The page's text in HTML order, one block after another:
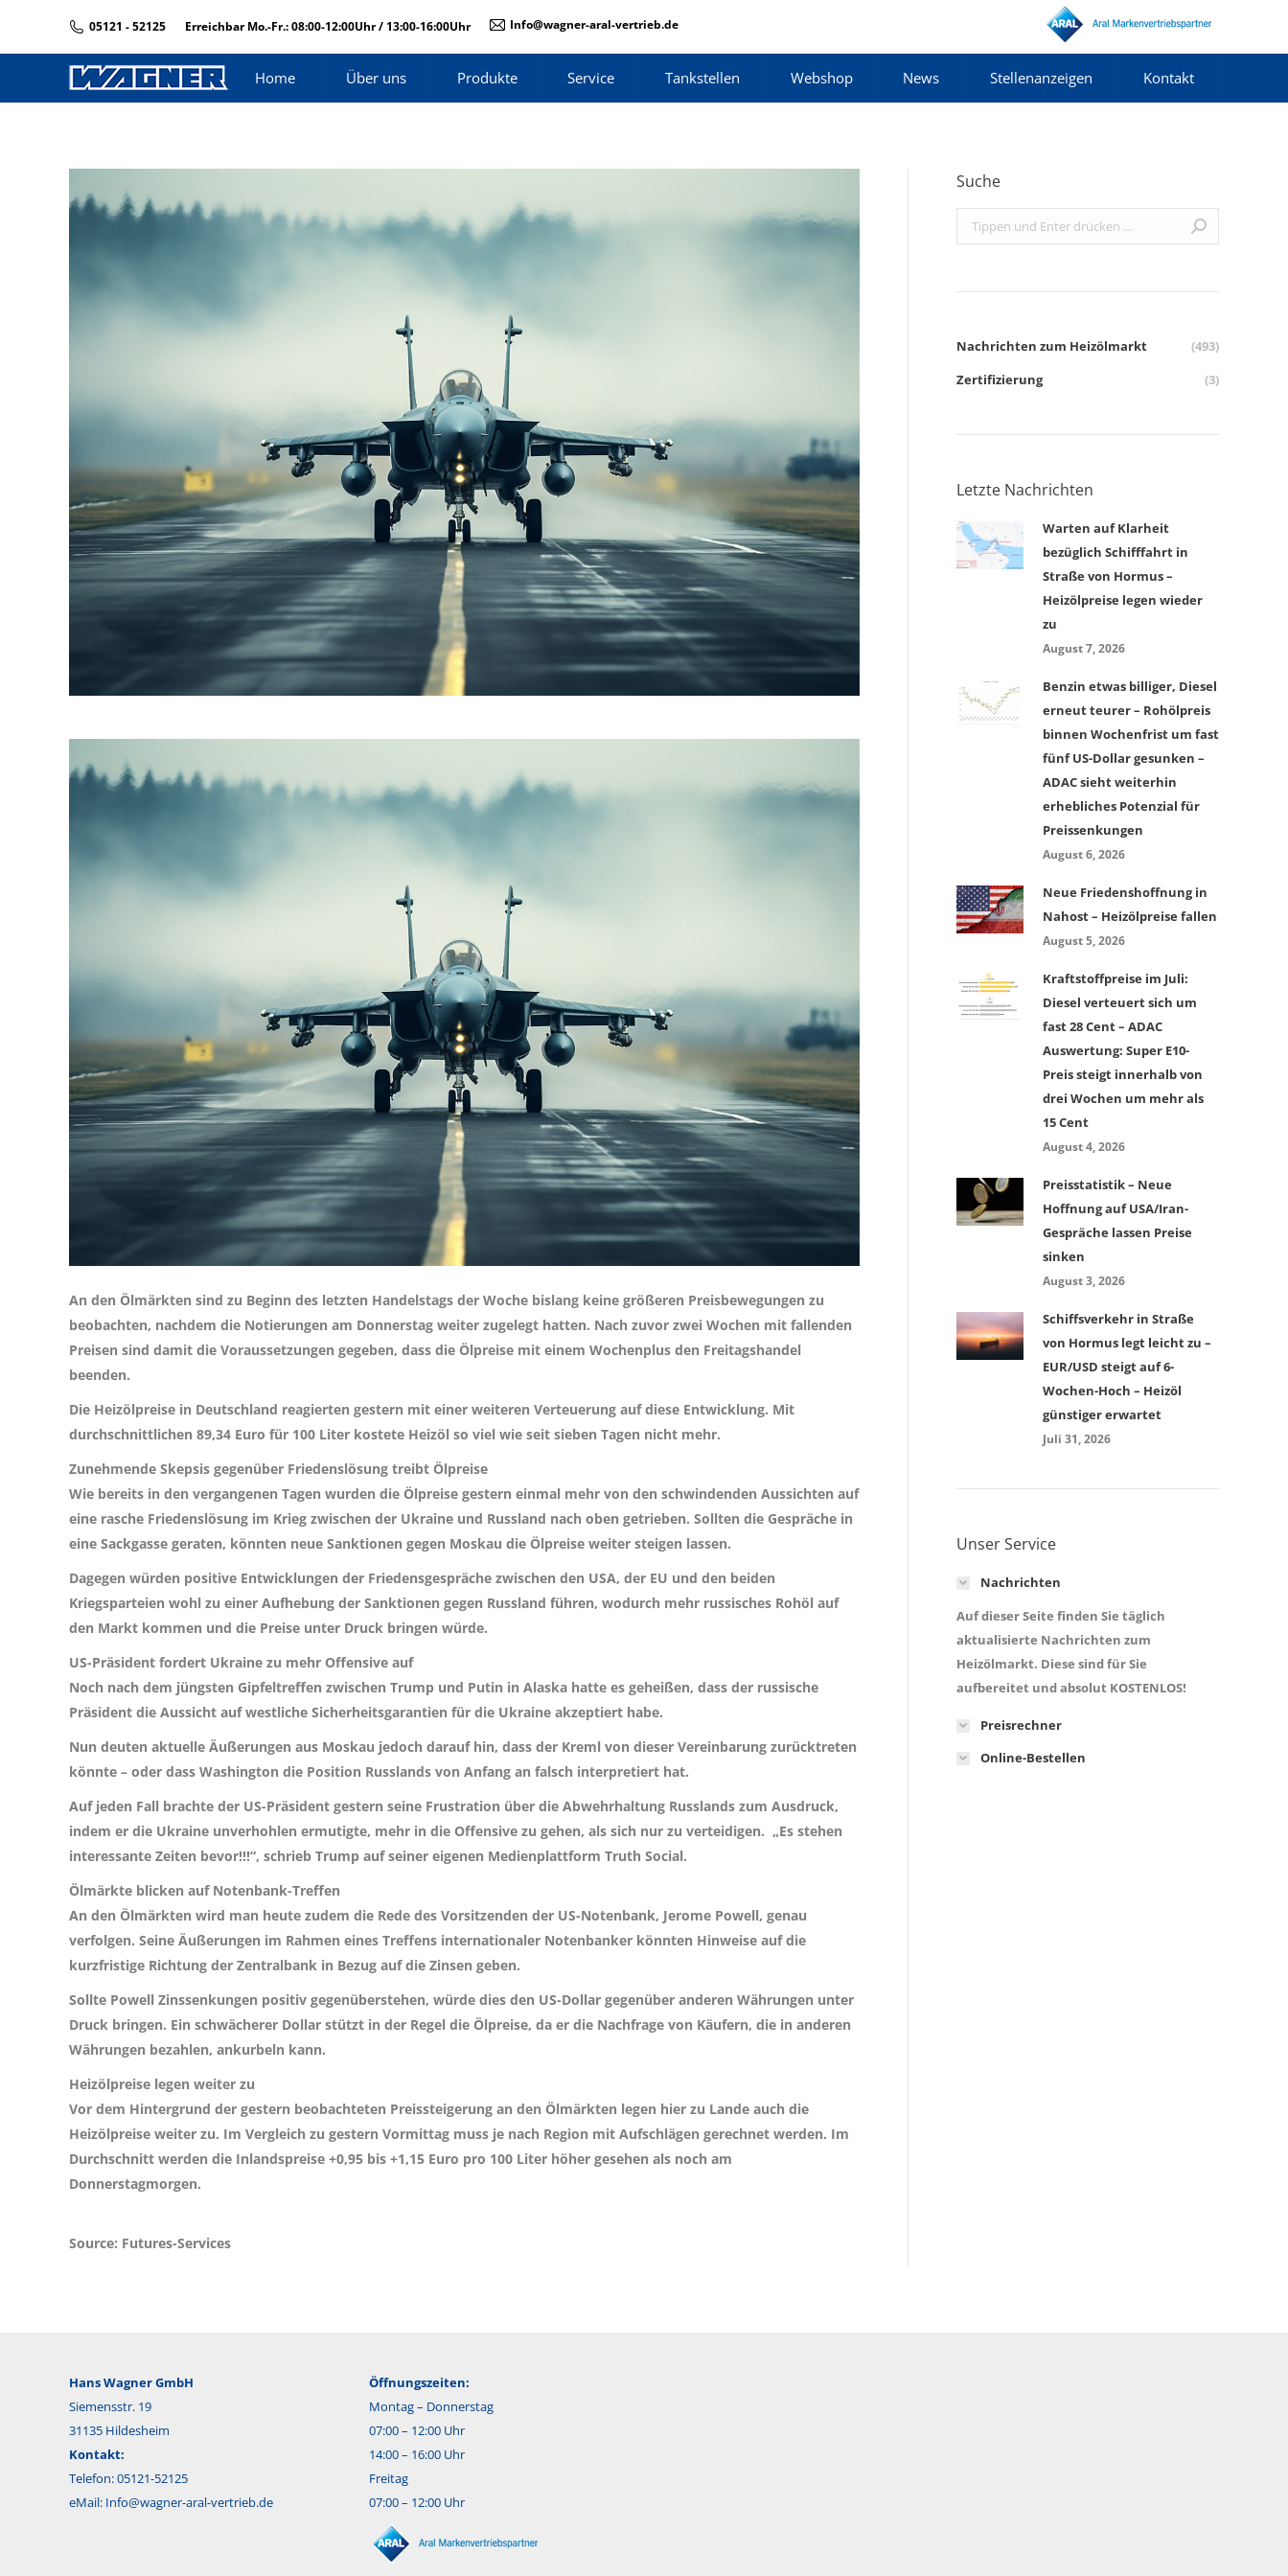
05121 - 52125 Erreichbar Mo.-Fr.: 08:00-12:00Uhr / 13:00-16:00Uhr Info@wagner-aral-vertrieb.de
Home Über uns Produkte Service Tankstellen Webshop News Stellenanzeigen Kontakt
An den Ölmärkten sind zu Beginn des letzten Handelstags der Woche bislang keine größeren Preisbewegungen zu
beobachten, nachdem die Notierungen am Donnerstag weiter zugelegt hatten. Nach zuvor zwei Wochen mit fallenden
Preisen sind damit die Voraussetzungen gegeben, dass die Ölpreise mit einem Wochenplus den Freitagshandel
beenden.
Die Heizölpreise in Deutschland reagierten gestern mit einer weiteren Verteuerung auf diese Entwicklung. Mit
durchschnittlichen 89,34 Euro für 100 Liter kostete Heizöl so viel wie seit sieben Tagen nicht mehr.
Zunehmende Skepsis gegenüber Friedenslösung treibt Ölpreise
Wie bereits in den vergangenen Tagen wurden die Ölpreise gestern einmal mehr von den schwindenden Aussichten auf
eine rasche Friedenslösung im Krieg zwischen der Ukraine und Russland nach oben getrieben. Sollten die Gespräche in
eine Sackgasse geraten, könnten neue Sanktionen gegen Moskau die Ölpreise weiter steigen lassen.
Dagegen würden positive Entwicklungen der Friedensgespräche zwischen den USA, der EU und den beiden
Kriegsparteien wohl zu einer Aufhebung der Sanktionen gegen Russland führen, wodurch mehr russisches Rohöl auf
den Markt kommen und die Preise unter Druck bringen würde.
US-Präsident fordert Ukraine zu mehr Offensive auf
Noch nach dem jüngsten Gipfeltreffen zwischen Trump und Putin in Alaska hatte es geheißen, dass der russische
Präsident die Aussicht auf westliche Sicherheitsgarantien für die Ukraine akzeptiert habe.
Nun deuten aktuelle Äußerungen aus Moskau jedoch darauf hin, dass der Kreml von dieser Vereinbarung zurücktreten
könnte – oder dass Washington die Position Russlands von Anfang an falsch interpretiert hat.
Auf jeden Fall brachte der US-Präsident gestern seine Frustration über die Abwehrhaltung Russlands zum Ausdruck,
indem er die Ukraine unverhohlen ermutigte, mehr in die Offensive zu gehen, als sich nur zu verteidigen. „Es stehen
interessante Zeiten bevor!!!“, schrieb Trump auf seiner eigenen Medienplattform Truth Social.
Ölmärkte blicken auf Notenbank-Treffen
An den Ölmärkten wird man heute zudem die Rede des Vorsitzenden der US-Notenbank, Jerome Powell, genau
verfolgen. Seine Äußerungen im Rahmen eines Treffens internationaler Notenbanker könnten Hinweise auf die
kurzfristige Richtung der Zentralbank in Bezug auf die Zinsen geben.
Sollte Powell Zinssenkungen positiv gegenüberstehen, würde dies den US-Dollar gegenüber anderen Währungen unter
Druck bringen. Ein schwächerer Dollar stützt in der Regel die Ölpreise, da er die Nachfrage von Käufern, die in anderen
Währungen bezahlen, ankurbeln kann.
Heizölpreise legen weiter zu
Vor dem Hintergrund der gestern beobachteten Preissteigerung an den Ölmärkten legen hier zu Lande auch die
Heizölpreise weiter zu. Im Vergleich zu gestern Vormittag muss je nach Region mit Aufschlägen gerechnet werden. Im
Durchschnitt werden die Inlandspreise +0,95 bis +1,15 Euro pro 100 Liter höher gesehen als noch am
Donnerstagmorgen.
Source: Futures-Services
Suche
Search:
Nachrichten zum Heizölmarkt
(493)
Zertifizierung
(3)
Letzte Nachrichten
Warten auf Klarheit
bezüglich Schifffahrt in
Straße von Hormus –
Heizölpreise legen wieder
zu
August 7, 2026
Benzin etwas billiger, Diesel
erneut teurer – Rohölpreis
binnen Wochenfrist um fast
fünf US-Dollar gesunken –
ADAC sieht weiterhin
erhebliches Potenzial für
Preissenkungen
August 6, 2026
Neue Friedenshoffnung in
Nahost – Heizölpreise fallen
August 5, 2026
Kraftstoffpreise im Juli:
Diesel verteuert sich um
fast 28 Cent – ADAC
Auswertung: Super E10-
Preis steigt innerhalb von
drei Wochen um mehr als
15 Cent
August 4, 2026
Preisstatistik – Neue
Hoffnung auf USA/Iran-
Gespräche lassen Preise
sinken
August 3, 2026
Schiffsverkehr in Straße
von Hormus legt leicht zu –
EUR/USD steigt auf 6-
Wochen-Hoch – Heizöl
günstiger erwartet
Juli 31, 2026
Unser Service
Nachrichten
Auf dieser Seite finden Sie täglich
aktualisierte Nachrichten zum
Heizölmarkt. Diese sind für Sie
aufbereitet und absolut KOSTENLOS!
Preisrechner
Online-Bestellen
Hans Wagner GmbH
Siemensstr. 19
31135 Hildesheim
Kontakt:
Telefon: 05121-52125
eMail: Info@wagner-aral-vertrieb.de
Öffnungszeiten:
Montag – Donnerstag
07:00 – 12:00 Uhr
14:00 – 16:00 Uhr
Freitag
07:00 – 12:00 Uhr